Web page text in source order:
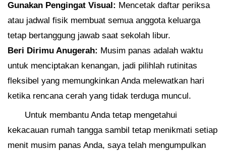
Gunakan Pengingat Visual: Mencetak daftar periksa
atau jadwal fisik membuat semua anggota keluarga
tetap bertanggung jawab saat sekolah libur.
Beri Dirimu Anugerah: Musim panas adalah waktu
untuk menciptakan kenangan, jadi pilihlah rutinitas
fleksibel yang memungkinkan Anda melewatkan hari
ketika rencana cerah yang tidak terduga muncul.
Untuk membantu Anda tetap mengetahui
kekacauan rumah tangga sambil tetap menikmati setiap
menit musim panas Anda, saya telah mengumpulkan